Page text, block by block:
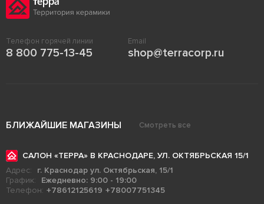
Телефон горячей линии
8 800 775-13-45
Email
shop@terracorp.ru
БЛИЖАЙШИЕ МАГАЗИНЫ Смотреть все
САЛОН «ТЕРРА» В КРАСНОДАРЕ, УЛ. ОКТЯБРЬСКАЯ 15/1
Адрес:
г. Краснодар ул. Октябрьская, 15/1
График:
Ежедневно: 9:00 - 19:00
Телефон: +78612125619 +78007751345